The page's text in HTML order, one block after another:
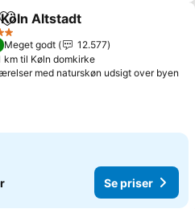
Føj til favoritter
Köln Altstadt
Meget godt
12.577
km til Køln domkirke
med naturskøn udsigt over byen
Se priser